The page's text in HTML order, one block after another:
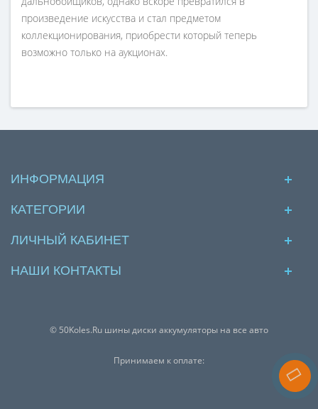
произведение искусства и стал предметом
коллекционирования, приобрести который теперь
возможно только на аукционах.
ИНФОРМАЦИЯ
КАТЕГОРИИ
ЛИЧНЫЙ КАБИНЕТ
НАШИ КОНТАКТЫ
© 50Koles.Ru шины диски аккумуляторы на все авто
Принимаем к оплате: